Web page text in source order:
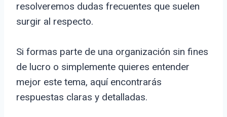
resolveremos dudas frecuentes que suelen
surgir al respecto.
Si formas parte de una organización sin fines
de lucro o simplemente quieres entender
mejor este tema, aquí encontrarás
respuestas claras y detalladas.